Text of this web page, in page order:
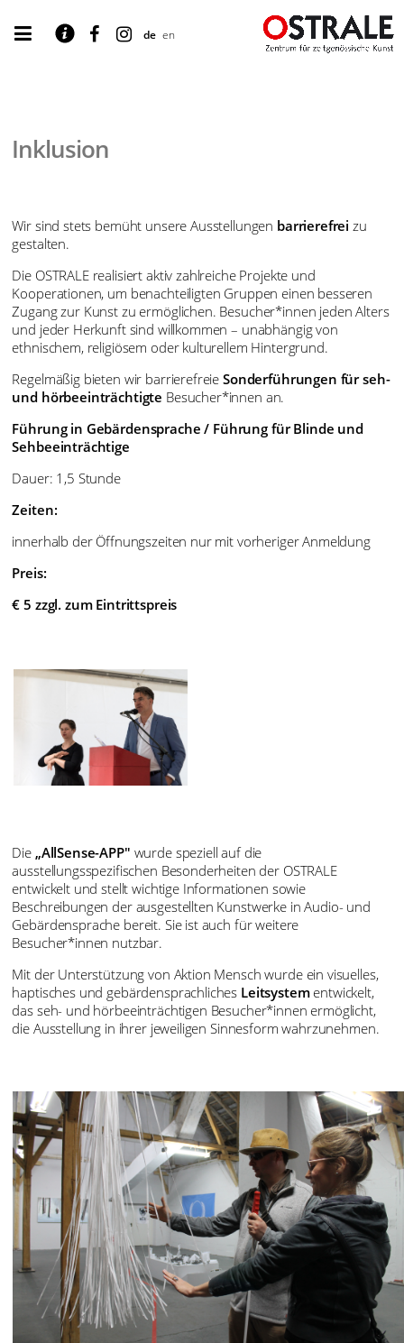
de en
Inklusion
Wir sind stets bemüht unsere Ausstellungen barrierefrei zu
gestalten.
Die OSTRALE realisiert aktiv zahlreiche Projekte und
Kooperationen, um benachteiligten Gruppen einen besseren
Zugang zur Kunst zu ermöglichen. Besucher*innen jeden Alters
und jeder Herkunft sind willkommen – unabhängig von
ethnischem, religiösem oder kulturellem Hintergrund.
Regelmäßig bieten wir barrierefreieSonderführungen für seh-
und hörbeeinträchtigte Besucher*innen an.
Führung in Gebärdensprache / Führung für Blinde und
Sehbeeinträchtige
Dauer: 1,5 Stunde
Zeiten:
innerhalb der Öffnungszeiten nur mit vorheriger Anmeldung
Preis:
€ 5 zzgl. zum Eintrittspreis
Die „AllSense-APP" wurde speziell auf die
ausstellungsspezifischen Besonderheiten der OSTRALE
entwickelt und stellt wichtige Informationen sowie
Beschreibungen der ausgestellten Kunstwerke in Audio- und
Gebärdensprache bereit. Sie ist auch für weitere
Besucher*innen nutzbar.
Mit der Unterstützung von Aktion Mensch wurde ein visuelles,
haptisches und gebärdensprachliches Leitsystementwickelt,
das seh- und hörbeeinträchtigen Besucher*innen ermöglicht,
die Ausstellung in ihrer jeweiligen Sinnesform wahrzunehmen.